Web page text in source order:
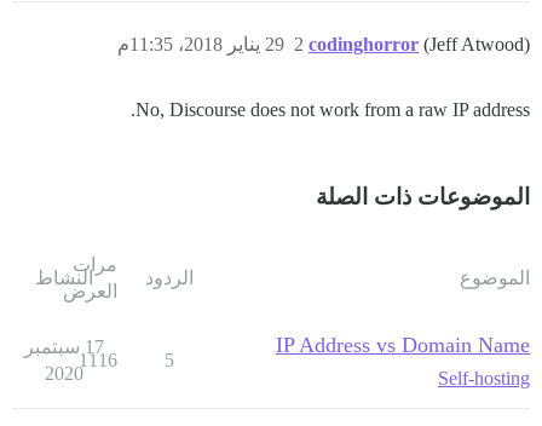
codinghorror (Jeff Atwood) 29 يناير 2018، 11:35م 2
No, Discourse does not work from a raw IP address.
الموضوعات ذات الصلة
الموضوع الردود
مرات
العرض
النشاط
IP Address vs Domain Name
Self-hosting
5
1116
17 سبتمبر
2020